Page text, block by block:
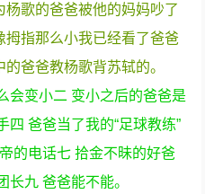
歌的爸爸被他的妈妈吵了
拇指那么小我已经看了爸爸
爸爸教杨歌背苏轼的。
会变小二 变小之后的爸爸是
四 爸爸当了我的“足球教练”
的电话七 拾金不昧的好爸
长九 爸爸能不能。